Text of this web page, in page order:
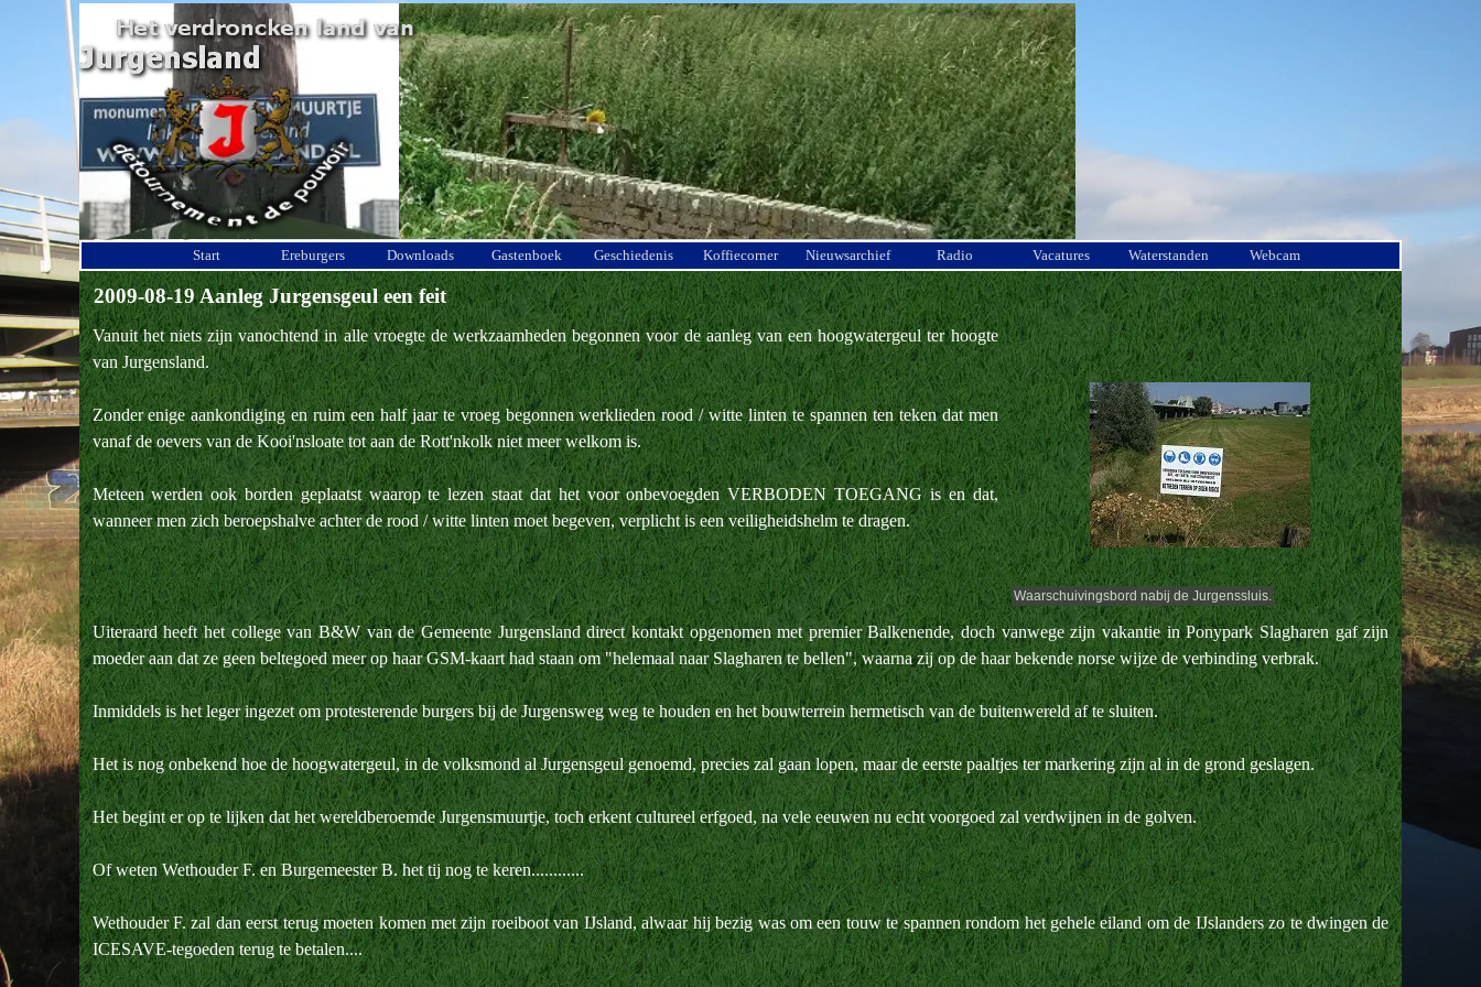
Ga naar de inhoud
Menu overslaan
Start Ereburgers Downloads Gastenboek Geschiedenis Koffiecorner Nieuwsarchief Radio Vacatures Waterstanden Webcam
2009-08-19 Aanleg Jurgensgeul een feit
Vanuit het niets zijn vanochtend in alle vroegte de werkzaamheden begonnen voor de aanleg van een hoogwatergeul ter hoogte
van Jurgensland.
Zonder enige aankondiging en ruim een half jaar te vroeg begonnen werklieden rood / witte linten te spannen ten teken dat men
vanaf de oevers van de Kooi'nsloate tot aan de Rott'nkolk niet meer welkom is.
Meteen werden ook borden geplaatst waarop te lezen staat dat het voor onbevoegden VERBODEN TOEGANG is en dat,
wanneer men zich beroepshalve achter de rood / witte linten moet begeven, verplicht is een veiligheidshelm te dragen.
Waarschuivingsbord nabij de Jurgenssluis.
Uiteraard heeft het college van B&W van de Gemeente Jurgensland direct kontakt opgenomen met premier Balkenende, doch vanwege zijn vakantie in Ponypark Slagharen gaf zijn
moeder aan dat ze geen beltegoed meer op haar GSM-kaart had staan om "helemaal naar Slagharen te bellen", waarna zij op de haar bekende norse wijze de verbinding verbrak.
Inmiddels is het leger ingezet om protesterende burgers bij de Jurgensweg weg te houden en het bouwterrein hermetisch van de buitenwereld af te sluiten.
Het is nog onbekend hoe de hoogwatergeul, in de volksmond al Jurgensgeul genoemd, precies zal gaan lopen, maar de eerste paaltjes ter markering zijn al in de grond geslagen.
Het begint er op te lijken dat het wereldberoemde Jurgensmuurtje, toch erkent cultureel erfgoed, na vele eeuwen nu echt voorgoed zal verdwijnen in de golven.
Of weten Wethouder F. en Burgemeester B. het tij nog te keren............
Wethouder F. zal dan eerst terug moeten komen met zijn roeiboot van IJsland, alwaar hij bezig was om een touw te spannen rondom het gehele eiland om de IJslanders zo te dwingen de
ICESAVE-tegoeden terug te betalen....